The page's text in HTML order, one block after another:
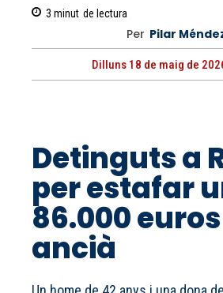
3 minut de lectura
Per Pilar
Dilluns 18 de maig de
Detinguts a
per estafar
86.000
ancià